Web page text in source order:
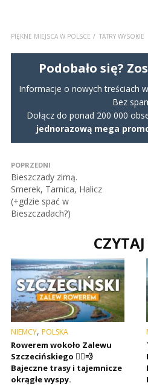
PIĘKNE MIEJSCA W POLSCE TATRY WYSOKIE
Podobało się?
Informacje o nowych treściach
Bez
Dołącz do ponad 200 000
jednorazową mega
POPRZEDNI
Bieszczady zimą.
Smerek, Tarnica, Halicz
(+gdzie spać w
Bieszczadach?)
NIEMCY, POLSKA
Rowerem wokoło Zalewu
Szczecińskiego 🚴‍♂️💨
Bajeczne trasy i tajemnicze
okrągłe wyspy.